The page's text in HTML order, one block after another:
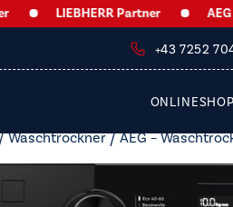
LIEBHERR Partner AEG
+43 7252
ONLINESHOP
Waschtrockner/ AEG –